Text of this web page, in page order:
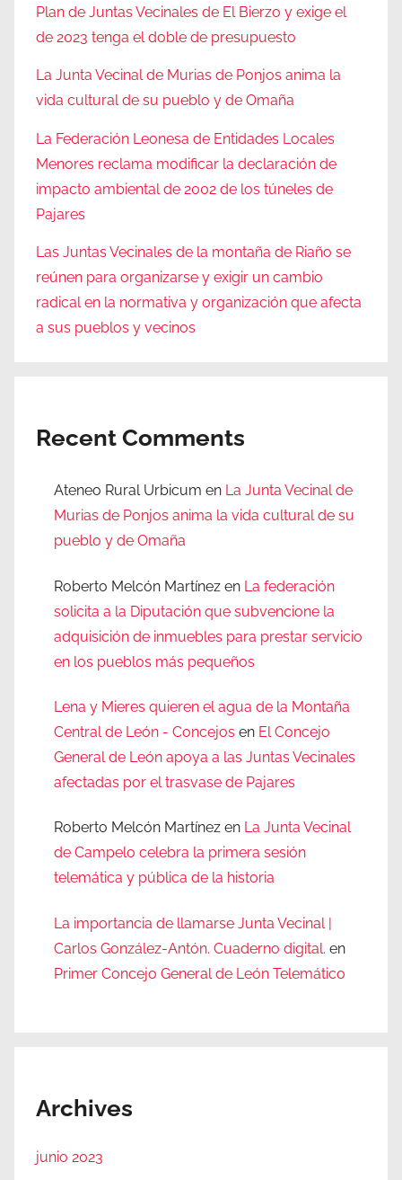
Plan de Juntas Vecinales de El Bierzo y exige el
de 2023 tenga el doble de presupuesto
La Junta Vecinal de Murias de Ponjos anima la
vida cultural de su pueblo y de Omaña
La Federación Leonesa de Entidades Locales
Menores reclama modificar la declaración de
impacto ambiental de 2002 de los túneles de
Pajares
Las Juntas Vecinales de la montaña de Riaño se
reúnen para organizarse y exigir un cambio
radical en la normativa y organización que afecta
a sus pueblos y vecinos
Recent Comments
Ateneo Rural Urbicum en La Junta Vecinal de
Murias de Ponjos anima la vida cultural de su
pueblo y de Omaña
Roberto Melcón Martínez en La federación
solicita a la Diputación que subvencione la
adquisición de inmuebles para prestar servicio
en los pueblos más pequeños
Lena y Mieres quieren el agua de la Montaña
Central de León - Concejos en El Concejo
General de León apoya a las Juntas Vecinales
afectadas por el trasvase de Pajares
Roberto Melcón Martínez en La Junta Vecinal
de Campelo celebra la primera sesión
telemática y pública de la historia
La importancia de llamarse Junta Vecinal |
Carlos González-Antón. Cuaderno digital. en
Primer Concejo General de León Telemático
Archives
junio 2023